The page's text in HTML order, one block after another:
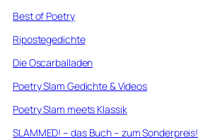
Best of Poetry
Ripostegedichte
Die Oscarballaden
Poetry Slam Gedichte & Videos
Poetry Slam meets Klassik
SLAMMED! – das Buch – zum Sonderpreis!